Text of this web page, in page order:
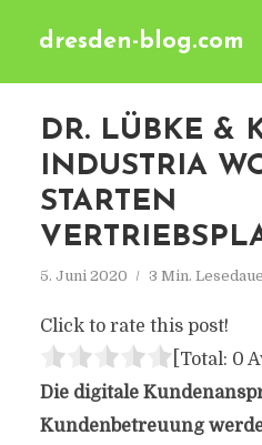
dresden-blog.com
DR. LÜBKE &
INDUSTRIA
STARTEN
5. Juni 2020 3 Min.
Click to rate this post!
[Total: 0
Die digitale
Kundenbetreuung